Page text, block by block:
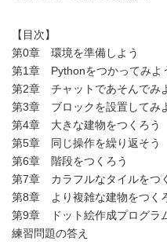
【目次】
第0章 環境を準備しよう
第1章 Pythonをつかってみよ
第2章 チャットであそんでみ
第3章 ブロックを設置してみ
第4章 大きな建物をつくろう
第5章 同じ操作を繰り返そう
第6章 階段をつくろう
第7章 カラフルなタイルをつ
第8章 より複雑な建物をつく
第9章 ドット絵作成プログラ
練習問題の答え